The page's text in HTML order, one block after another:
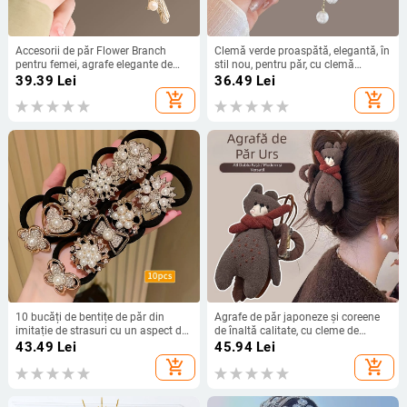
Accesorii de păr Flower Branch
pentru femei, agrafe elegante de
primăvară, capul din spate, clemă
mare de rechin, volum, agrafe cu
mai multe cleme, coafură
39.39 Lei
add_shopping_cart
Clemă verde proaspătă, elegantă, în
stil nou, pentru păr, cu clemă
metalică de rechin, cu ciucuri verzi,
36.49 Lei
add_shopping_cart
10 bucăți de bentițe de păr din
imitație de strasuri cu un aspect de
înaltă calitate, coadă de cal la
modă, drăguțe, elastice, simple și
elegante pentru femei
43.49 Lei
add_shopping_cart
Agrafe de păr japoneze și coreene
de înaltă calitate, cu cleme de
prindere pentru femei, 2024,
toamna și iarna nouă, drăguță fată,
spatele capului de rechin, agrafe de
45.94Lei
add_shopping_cart